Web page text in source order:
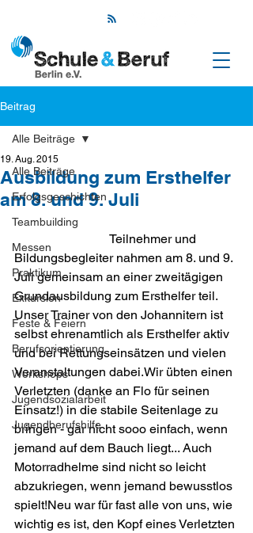
Beitrag
Alle Beiträge
Erfolgsgeschichten
Teambuilding
Messen
Praktikum
Exkursion
Feste & Feiern
Berufsorientierung
Workshops
Jugendsozialarbeit
Jugendberufshilfe
Alle Beiträge
Ausbildung zum Ersthelfer
am 8. und 9. Juli
19. Aug. 2015
Bildungsbegleiter nahmen am 8. und 9.
Juli gemeinsam an einer zweitägigen
Grund­ausbildung zum Ersthelfer teil.
Unser Trainer von den Johannitern ist
selbst ehrenamtlich als Ersthelfer aktiv
und bei Rettungseinsätzen und vielen
Veranstaltungen dabei.Wir übten einen
Verletzten (danke an Flo für seinen
Einsatz!) in die stabile Seitenlage zu
bringen - gar nicht sooo einfach, wenn
jemand auf dem Bauch liegt... Auch
Motorradhelme sind nicht so leicht
abzu­kriegen, wenn jemand bewusstlos
spielt!Neu war für fast alle von uns, wie
wichtig es ist, den Kopf eines Verletzten